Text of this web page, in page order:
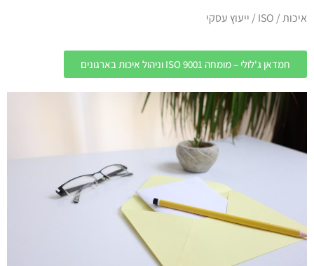
איכות / ISO / ייעוץ עסקי
חמדאן ג'לולי – מומחה ISO 9001 וניהול איכות בארגונים